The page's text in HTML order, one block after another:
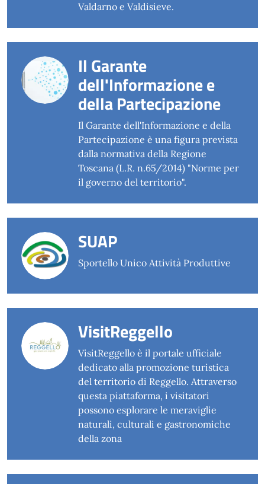
Valdarno e Valdisieve.
Il Garante
dell'Informazione e
della Partecipazione
Il Garante dell'Informazione e della
Partecipazione è una figura prevista
dalla normativa della Regione
Toscana (L.R. n.65/2014) "Norme per
il governo del territorio".
SUAP
Sportello Unico Attività Produttive
VisitReggello
VisitReggello è il portale ufficiale
dedicato alla promozione turistica
del territorio di Reggello. Attraverso
questa piattaforma, i visitatori
possono esplorare le meraviglie
naturali, culturali e gastronomiche
della zona